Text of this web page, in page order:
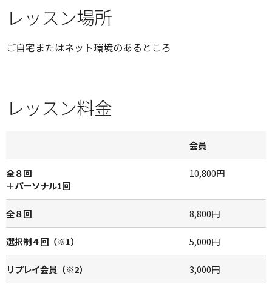
レッスン場所
ご自宅またはネット環境のあるところ
レッスン料金
会員
全８回
＋パーソナル1回
10,800円
全８回 8,800円
選択制４回（※1） 5,000円
リプレイ会員（※2） 3,000円